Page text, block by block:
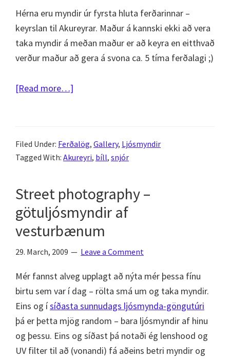
Hérna eru myndir úr fyrsta hluta ferðarinnar –
keyrslan til Akureyrar. Maður á kannski ekki að vera
taka myndir á meðan maður er að keyra en eitthvað
verður maður að gera á svona ca. 5 tíma ferðalagi ;)
[Read more…]
keyra
til
Filed Under: Ferðalög, Gallery, Ljósmyndir
Tagged With: Akureyri, bíll, snjór
Street photography –
götuljósmyndir af
vesturbænum
29. March, 2009 Leave a Comment
Mér fannst alveg upplagt að nýta mér þessa fínu
birtu sem var í dag – rölta smá um og taka myndir.
Eins og ísíðasta sunnudags ljósmynda-göngutúri
þá er þetta mjög random – bara ljósmyndir af hinu
og þessu. Eins og síðast þá notaði ég lenshood og
UV filter til að (vonandi) fá aðeins betri myndir og